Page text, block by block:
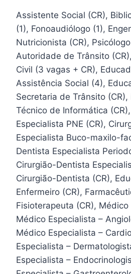
Assistente Social (CR),
(1), Fonoaudiólogo (1),
Nutricionista (CR),
Autoridade de Trânsito
Civil (3 vagas + CR),
Assistência Social (4),
Secretaria de Trânsito
Técnico de Informática
Especialista PNE (CR),
Especialista Buco-maxilo-
Dentista Especialista
Cirurgião-Dentista
Cirurgião-Dentista (CR),
Enfermeiro (CR),
Fisioterapeuta (CR),
Médico Especialista –
Médico Especialista –
Especialista –
Especialista –